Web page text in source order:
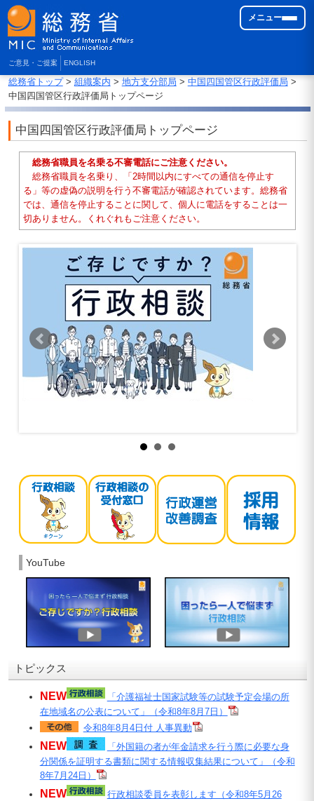
ご意見・ご提案 ENGLISH
メニュー
総務省トップ> 組織案内 > 地方支分部局 > 中国四国管区行政評価局 >
中国四国管区行政評価局トップページ
中国四国管区行政評価局トップページ
総務省職員を名乗る不審電話にご注意ください。
総務省職員を名乗り、「2時間以内にすべての通信を停止す
る」等の虚偽の説明を行う不審電話が確認されています。総務省
では、通信を停止することに関して、個人に電話をすることは一
切ありません。くれぐれもご注意ください。
YouTube
トピックス
NEW
「介護福祉士国家試験等の試験予定会場の所
在地域名の公表について」（令和8年8月7日）
令和8年8月4日付 人事異動
NEW
「外国籍の者が年金請求を行う際に必要な身
分関係を証明する書類に関する情報収集結果について」（令和
8年7月24日）
NEW
行政相談委員を表彰します（令和8年5月26